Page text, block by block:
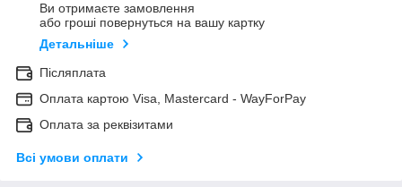
Ви отримаєте замовлення
або гроші повернуться на вашу картку
Детальніше
Післяплата
Оплата картою Visa, Mastercard - WayForPay
Оплата за реквізитами
Всі умови оплати